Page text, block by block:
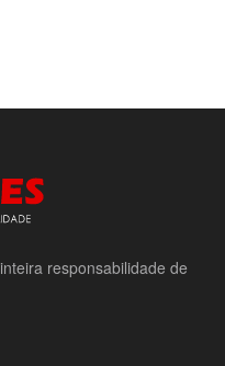
responsabilidade de